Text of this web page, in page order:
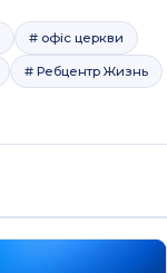
# офіс церкви
# Ребцентр Жизнь